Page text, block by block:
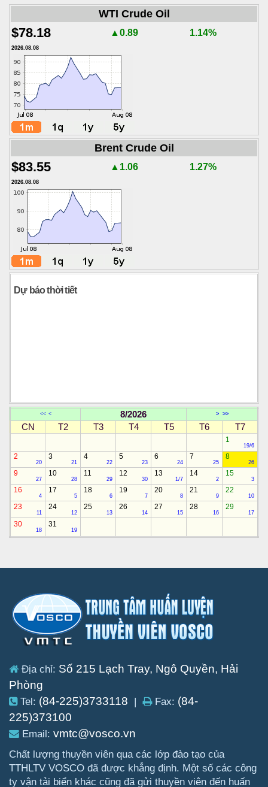
WTI Crude Oil
$78.18 ▲0.89 1.14%
2026.08.08
Brent Crude Oil
$83.55 ▲1.06 1.27%
2026.08.08
Dự báo thời tiết
<< < 8/2026 > >>
CN T2 T3 T4 T5 T6 T7
1
19/6
2
20
3
21
4
22
5
23
6
24
7
25
8
26
9
27
10
28
11
29
12
30
13
1/7
14
2
15
3
16
4
17
5
18
6
19
7
20
8
21
9
22
10
23
11
24
12
25
13
26
14
27
15
28
16
29
17
30
18
31
19
Địa chỉ: Số 215 Lạch Tray, Ngô Quyền, Hải
Phòng
Tel: (84-225)3733118 Fax: (84-
225)373100
Email: vmtc@vosco.vn
Chất lượng thuyền viên qua các lớp đào tạo của
TTHLTV VOSCO đã được khẳng định. Một số các công
ty vận tải biển khác cũng đã gửi thuyền viên đến huấn